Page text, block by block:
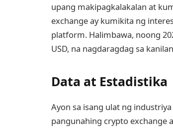
upang makipagkalakalan at
exchange ay kumikita ng
platform. Halimbawa, noong
USD, na nagdaragdag sa
Data at Estadistika
Ayon sa isang ulat ng
pangunahing crypto exchange